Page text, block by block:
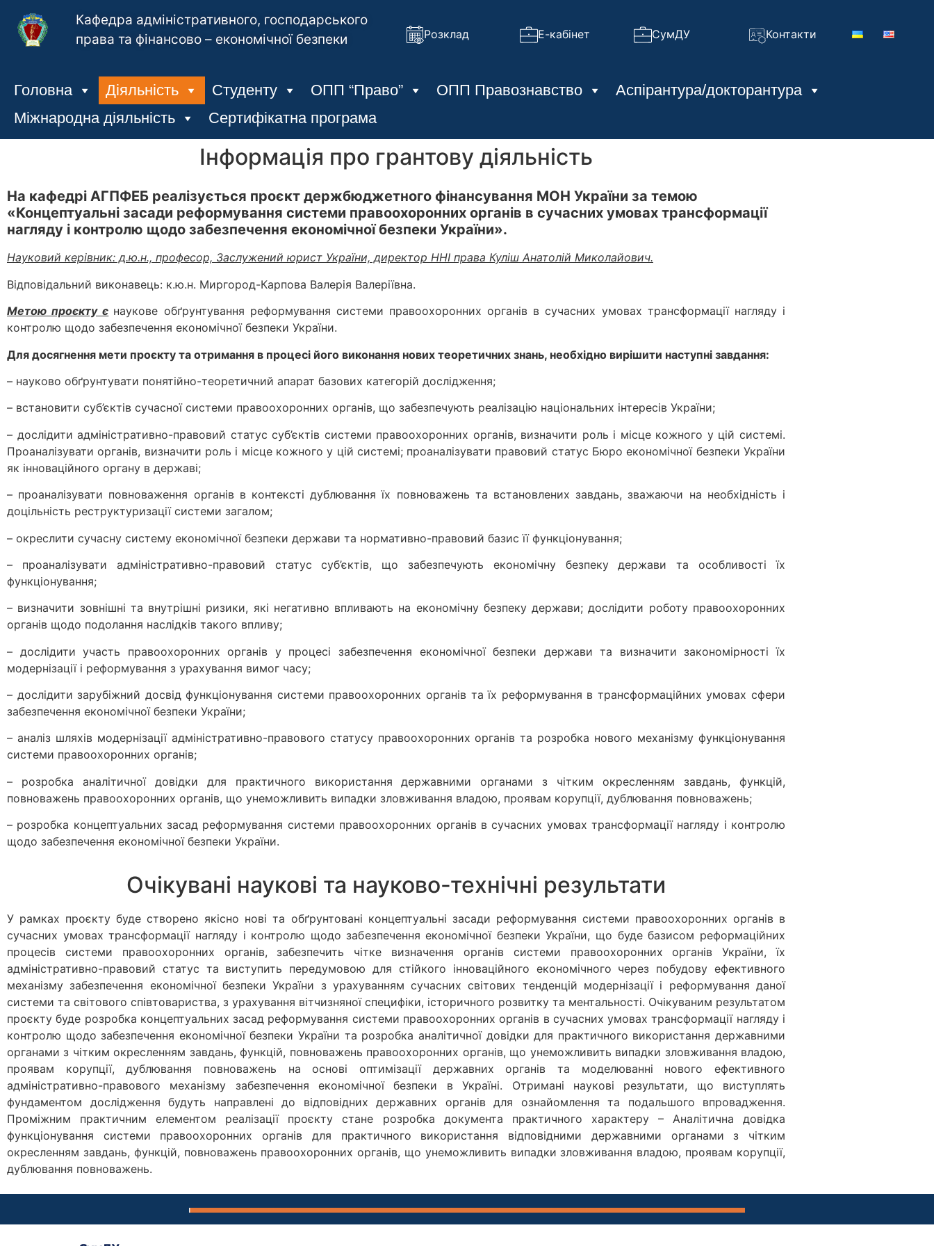
Кафедра адміністративного, господарського
права та фінансово – економічної безпеки
Розклад Е-кабінет СумДУ Контакти
Головна Діяльність Студенту ОПП “Право” ОПП Правознавство
Аспірантура/докторантура
Міжнародна діяльність
Сертифікатна програма
Інформація про грантову діяльність
На кафедрі АГПФЕБ реалізується проєкт держбюджетного фінансування МОН України за темою
«Концептуальні засади реформування системи правоохоронних органів в сучасних умовах трансформації
нагляду і контролю щодо забезпечення економічної безпеки України».
Науковий керівник: д.ю.н., професор, Заслужений юрист України, директор ННІ права Куліш Анатолій Миколайович.
Відповідальний виконавець: к.ю.н. Миргород-Карпова Валерія Валеріївна.
Метою проєкту є наукове обґрунтування реформування системи правоохоронних органів в сучасних умовах трансформації нагляду і
контролю щодо забезпечення економічної безпеки України.
Для досягнення мети проєкту та отримання в процесі його виконання нових теоретичних знань, необхідно вирішити наступні завдання:
– науково обґрунтувати понятійно-теоретичний апарат базових категорій дослідження;
– встановити суб’єктів сучасної системи правоохоронних органів, що забезпечують реалізацію національних інтересів України;
– дослідити адміністративно-правовий статус суб’єктів системи правоохоронних органів, визначити роль і місце кожного у цій системі.
Проаналізувати органів, визначити роль і місце кожного у цій системі; проаналізувати правовий статус Бюро економічної безпеки України
як інноваційного органу в державі;
– проаналізувати повноваження органів в контексті дублювання їх повноважень та встановлених завдань, зважаючи на необхідність і
доцільність реструктуризації системи загалом;
– окреслити сучасну систему економічної безпеки держави та нормативно-правовий базис її функціонування;
– проаналізувати адміністративно-правовий статус суб’єктів, що забезпечують економічну безпеку держави та особливості їх
функціонування;
– визначити зовнішні та внутрішні ризики, які негативно впливають на економічну безпеку держави; дослідити роботу правоохоронних
органів щодо подолання наслідків такого впливу;
– дослідити участь правоохоронних органів у процесі забезпечення економічної безпеки держави та визначити закономірності їх
модернізації і реформування з урахування вимог часу;
– дослідити зарубіжний досвід функціонування системи правоохоронних органів та їх реформування в трансформаційних умовах сфери
забезпечення економічної безпеки України;
– аналіз шляхів модернізації адміністративно-правового статусу правоохоронних органів та розробка нового механізму функціонування
системи правоохоронних органів;
– розробка аналітичної довідки для практичного використання державними органами з чітким окресленням завдань, функцій,
повноважень правоохоронних органів, що унеможливить випадки зловживання владою, проявам корупції, дублювання повноважень;
– розробка концептуальних засад реформування системи правоохоронних органів в сучасних умовах трансформації нагляду і контролю
щодо забезпечення економічної безпеки України.
Очікувані наукові та науково-технічні результати
У рамках проєкту буде створено якісно нові та обґрунтовані концептуальні засади реформування системи правоохоронних органів в
сучасних умовах трансформації нагляду і контролю щодо забезпечення економічної безпеки України, що буде базисом реформаційних
процесів системи правоохоронних органів, забезпечить чітке визначення органів системи правоохоронних органів України, їх
адміністративно-правовий статус та виступить передумовою для стійкого інноваційного економічного через побудову ефективного
механізму забезпечення економічної безпеки України з урахуванням сучасних світових тенденцій модернізації і реформування даної
системи та світового співтовариства, з урахування вітчизняної специфіки, історичного розвитку та ментальності. Очікуваним результатом
проєкту буде розробка концептуальних засад реформування системи правоохоронних органів в сучасних умовах трансформації нагляду і
контролю щодо забезпечення економічної безпеки України та розробка аналітичної довідки для практичного використання державними
органами з чітким окресленням завдань, функцій, повноважень правоохоронних органів, що унеможливить випадки зловживання владою,
проявам корупції, дублювання повноважень на основі оптимізації державних органів та моделюванні нового ефективного
адміністративно-правового механізму забезпечення економічної безпеки в Україні. Отримані наукові результати, що виступлять
фундаментом дослідження будуть направлені до відповідних державних органів для ознайомлення та подальшого впровадження.
Проміжним практичним елементом реалізації проєкту стане розробка документа практичного характеру – Аналітична довідка
функціонування системи правоохоронних органів для практичного використання відповідними державними органами з чітким
окресленням завдань, функцій, повноважень правоохоронних органів, що унеможливить випадки зловживання владою, проявам корупції,
дублювання повноважень.